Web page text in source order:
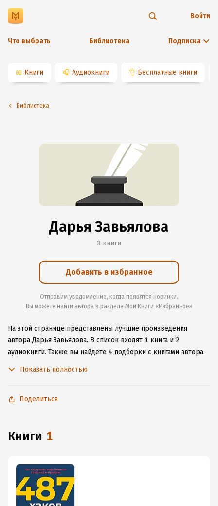
Что выбрать Библиотека Подписка
Войти
📖 Книги 🎧 Аудиокниги 👌 Бесплатные книги
Библиотека
Дарья Завьялова
3 книги
Добавить в избранное
Отправим уведомление, когда появятся новинки.
Вы можете найти автора в разделе Мои Книги «Избранное»
На этой странице представлены лучшие произведения
автора Дарья Завьялова. В список входят 1 книга и 2
аудиокниги. Также вы найдете 4 подборки с книгами автора.
Android, чтобы не расставаться с любимыми произведениями
Показать полностью
Поделиться
книги 1